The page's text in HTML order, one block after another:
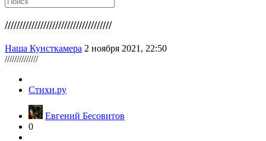
////////////////////////////////////
Наша Кунсткамера 2 ноября 2021, 22:50
//////////////
Стихи.ру
Евгений Бесовитов
0